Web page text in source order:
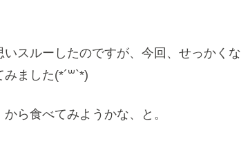
スルーしたのですが、今回、せっかくな
ました(*´꒳`*)
ら食べてみようかな、と。